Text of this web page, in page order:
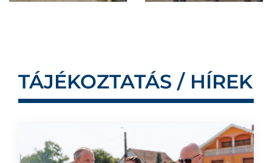
TÁJÉKOZTATÁS / HÍREK